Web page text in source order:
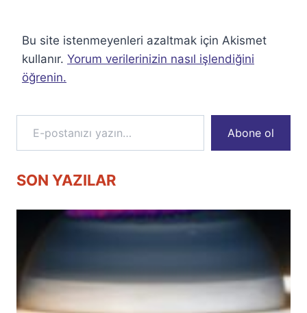
Bu site istenmeyenleri azaltmak için Akismet
kullanır. Yorum verilerinizin nasıl işlendiğini
öğrenin.
E-postanızı yazın…
Abone ol
SON YAZILAR